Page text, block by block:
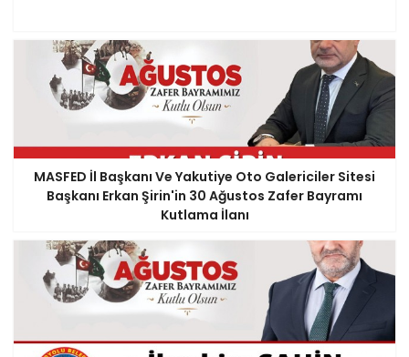
MASFED İl Başkanı Ve Yakutiye Oto Galericiler Sitesi
Başkanı Erkan Şirin'in 30 Ağustos Zafer Bayramı
Kutlama İlanı